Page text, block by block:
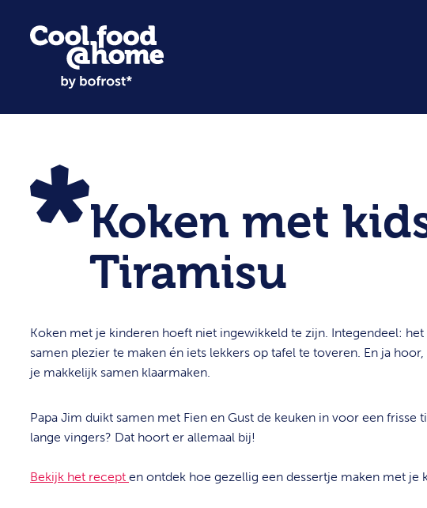
Koken met
Tiramisu
Koken met je kinderen hoeft niet ingewikkeld te zijn. Integendeel:
samen plezier te maken én iets lekkers op tafel te toveren. En ja
je makkelijk samen klaarmaken.
Papa Jim duikt samen met Fien en Gust de keuken in voor een
lange vingers? Dat hoort er allemaal bij!
Bekijk het recept en ontdek hoe gezellig een dessertje maken met je